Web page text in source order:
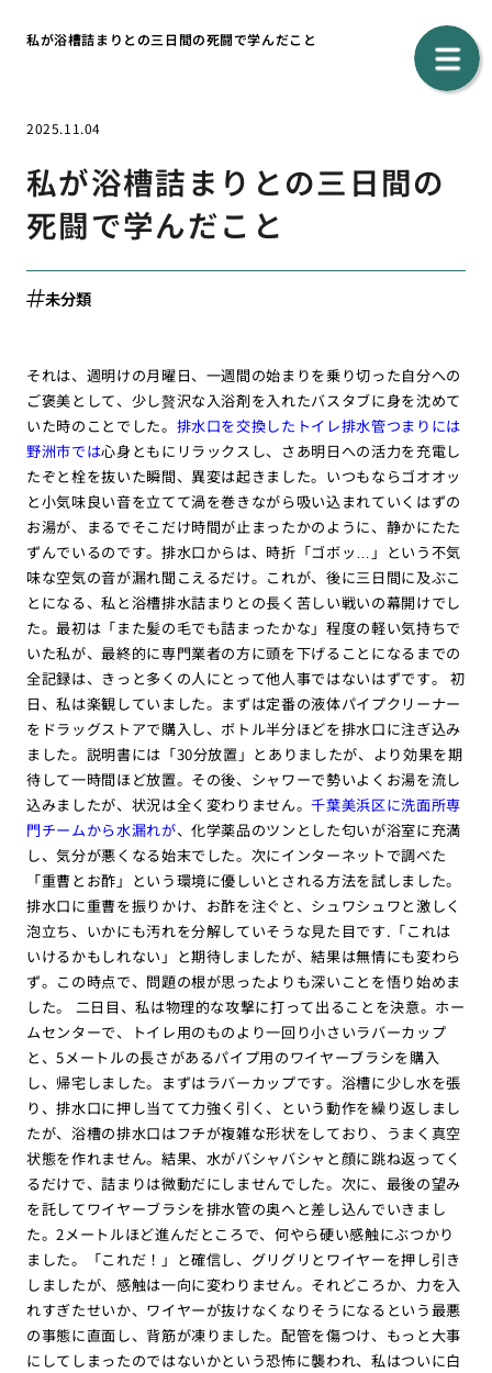
私が浴槽詰まりとの三日間の死闘で学んだこと
2025.11.04
私が浴槽詰まりとの三日間の
死闘で学んだこと
未分類
それは、週明けの月曜日、一週間の始まりを乗り切った自分への
ご褒美として、少し贅沢な入浴剤を入れたバスタブに身を沈めて
いた時のことでした。 排水口を交換したトイレ排水管つまりには
野洲市では心身ともにリラックスし、さあ明日への活力を充電し
たぞと栓を抜いた瞬間、異変は起きました。いつもならゴオオッ
と小気味良い音を立てて渦を巻きながら吸い込まれていくはずの
お湯が、まるでそこだけ時間が止まったかのように、静かにたた
ずんでいるのです。排水口からは、時折「ゴボッ…」という不気
味な空気の音が漏れ聞こえるだけ。これが、後に三日間に及ぶこ
とになる、私と浴槽排水詰まりとの長く苦しい戦いの幕開けでし
た。最初は「また髪の毛でも詰まったかな」程度の軽い気持ちで
いた私が、最終的に専門業者の方に頭を下げることになるまでの
全記録は、きっと多くの人にとって他人事ではないはずです。 初
日、私は楽観していました。まずは定番の液体パイプクリーナー
をドラッグストアで購入し、ボトル半分ほどを排水口に注ぎ込み
ました。説明書には「30分放置」とありましたが、より効果を期
待して一時間ほど放置。その後、シャワーで勢いよくお湯を流し
込みましたが、状況は全く変わりません。千葉美浜区に洗面所専
門チームから水漏れが、化学薬品のツンとした匂いが浴室に充満
し、気分が悪くなる始末でした。次にインターネットで調べた
「重曹とお酢」という環境に優しいとされる方法を試しました。
排水口に重曹を振りかけ、お酢を注ぐと、シュワシュワと激しく
泡立ち、いかにも汚れを分解していそうな見た目です.「これは
いけるかもしれない」と期待しましたが、結果は無情にも変わら
ず。この時点で、問題の根が思ったよりも深いことを悟り始めま
した。 二日目、私は物理的な攻撃に打って出ることを決意。ホー
ムセンターで、トイレ用のものより一回り小さいラバーカップ
と、5メートルの長さがあるパイプ用のワイヤーブラシを購入
し、帰宅しました。まずはラバーカップです。浴槽に少し水を張
り、排水口に押し当てて力強く引く、という動作を繰り返しまし
たが、浴槽の排水口はフチが複雑な形状をしており、うまく真空
状態を作れません。結果、水がバシャバシャと顔に跳ね返ってく
るだけで、詰まりは微動だにしませんでした。次に、最後の望み
を託してワイヤーブラシを排水管の奥へと差し込んでいきまし
た。2メートルほど進んだところで、何やら硬い感触にぶつかり
ました。「これだ！」と確信し、グリグリとワイヤーを押し引き
しましたが、感触は一向に変わりません。それどころか、力を入
れすぎたせいか、ワイヤーが抜けなくなりそうになるという最悪
の事態に直面し、背筋が凍りました。配管を傷つけ、もっと大事
にしてしまったのではないかという恐怖に襲われ、私はついに白